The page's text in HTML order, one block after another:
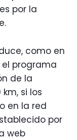
por la
como en
programa
de la
si los
en la red
por
web